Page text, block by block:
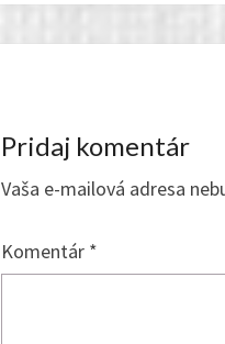
Pridaj komentár
Vaša e-mailová adresa
Komentár *